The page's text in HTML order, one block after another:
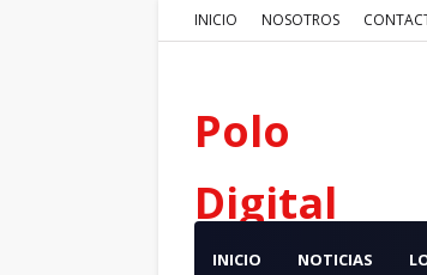
INICIO NOSOTROS
Polo
Digital
INICIO NOTICIAS